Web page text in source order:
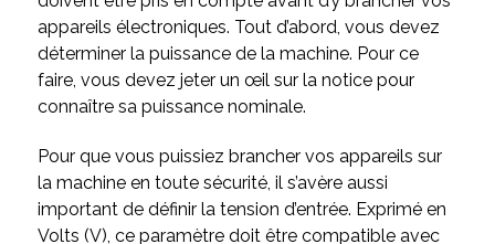
appareils électroniques. Tout d’abord, vous devez
déterminer la puissance de la machine. Pour ce
faire, vous devez jeter un œil sur la notice pour
connaître sa puissance nominale.
Pour que vous puissiez brancher vos appareils sur
la machine en toute sécurité, il s’avère aussi
important de définir la tension d’entrée. Exprimé en
Volts (V), ce paramètre doit être compatible avec